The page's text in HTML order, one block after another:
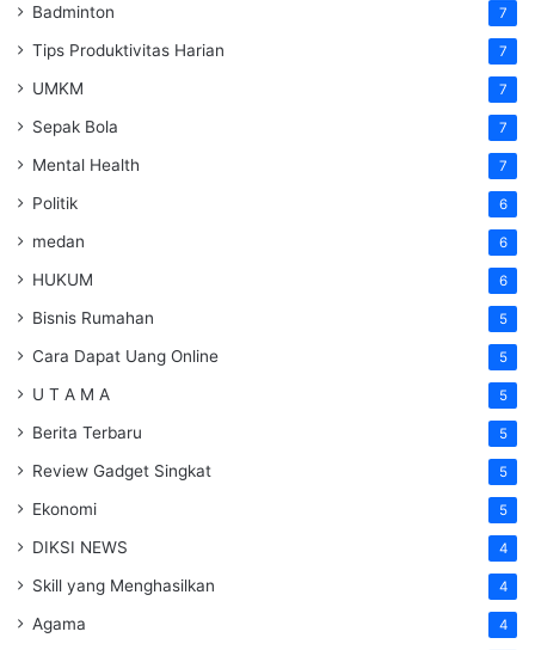
Badminton 7
Tips Produktivitas Harian 7
UMKM 7
Sepak Bola 7
Mental Health 7
Politik 6
medan 6
HUKUM 6
Bisnis Rumahan 5
Cara Dapat Uang Online 5
U T A M A 5
Berita Terbaru 5
Review Gadget Singkat 5
Ekonomi 5
DIKSI NEWS 4
Skill yang Menghasilkan 4
Agama 4